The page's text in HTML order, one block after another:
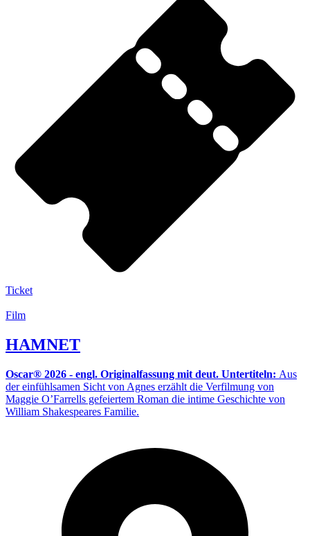
Ticket
Film
HAMNET
Oscar® 2026 - engl. Originalfassung mit deut. Untertiteln: Aus
der einfühlsamen Sicht von Agnes erzählt die Verfilmung von
Maggie O’Farrells gefeiertem Roman die intime Geschichte von
William Shakespeares Familie.